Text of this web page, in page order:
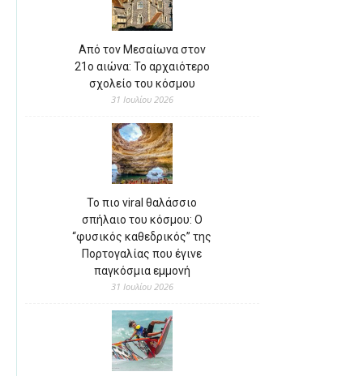
Από τον Μεσαίωνα στον
21ο αιώνα: Το αρχαιότερο
σχολείο του κόσμου
31 Ιουλίου 2026
Το πιο viral θαλάσσιο
σπήλαιο του κόσμου: Ο
“φυσικός καθεδρικός” της
Πορτογαλίας που έγινε
παγκόσμια εμμονή
31 Ιουλίου 2026